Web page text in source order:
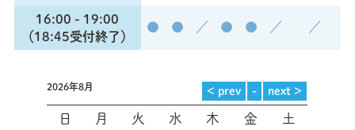
16:00 - 19:00
（18:45受付終了）
● ● ／ ● ● ／ ／
2026年8月
日 月 火 水 木 金 土